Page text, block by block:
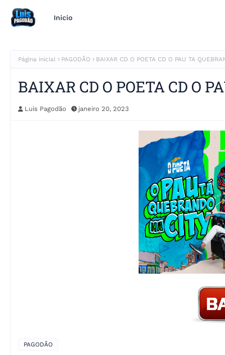
Inicio
Página inicial PAGODÃO BAIXAR CD O POETA CD O PAU TA
BAIXAR CD O POETA CD O
Luis Pagodão janeiro 20, 2023
PAGODÃO